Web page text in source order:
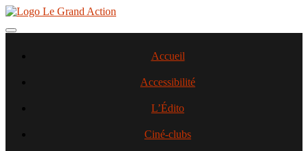
Aller
contenu
Toggle navigation
Accueil
Accessibilité
L’Édito
Ciné-clubs